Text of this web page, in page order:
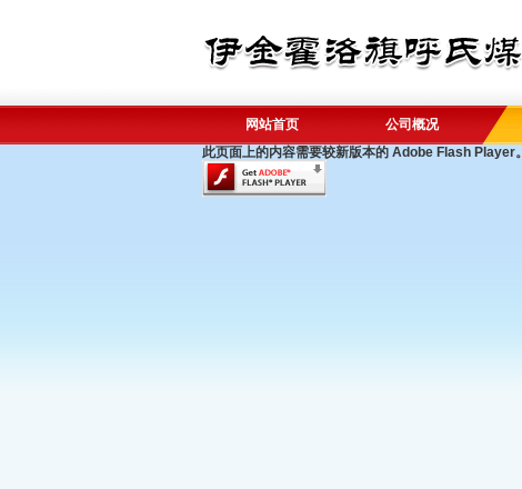
网站首页 公司概况
此页面上的内容需要较新版本的 Adobe Flash Player。